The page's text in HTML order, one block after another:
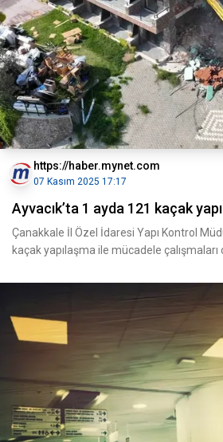
https://haber.mynet.com
07 Kasım 2025 17:17
Ayvacık’ta 1 ayda 121 kaçak yapı
Çanakkale İl Özel İdaresi Yapı Kontrol
kaçak yapılaşma ile mücadele